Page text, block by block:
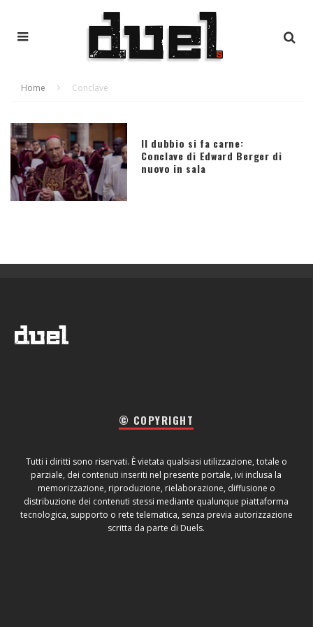
Home Conclave
Il dubbio si fa carne:
Conclave di Edward Berger di
nuovo in sala
© COPYRIGHT
Tutti i diritti sono riservati. È vietata qualsiasi utilizzazione, totale o
parziale, dei contenuti inseriti nel presente portale, ivi inclusa la
memorizzazione, riproduzione, rielaborazione, diffusione o
distribuzione dei contenuti stessi mediante qualunque piattaforma
tecnologica, supporto o rete telematica, senza previa autorizzazione
scritta da parte di Duels.